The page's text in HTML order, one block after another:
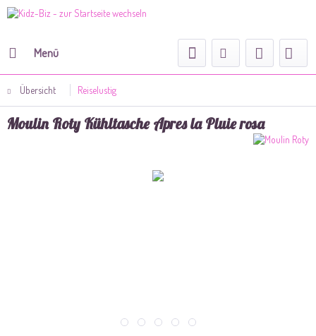
Menü
Übersicht Reiselustig
Moulin Roty Kühltasche Apres la Pluie rosa